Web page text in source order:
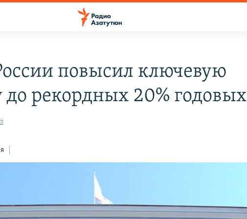
повысил ключевую
до рекордных 20% годовых